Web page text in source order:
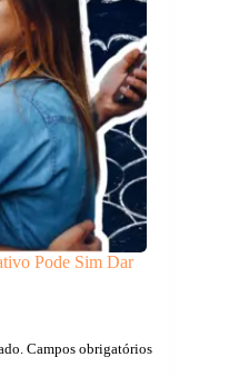
Pode Sim Dar
Campos obrigatórios